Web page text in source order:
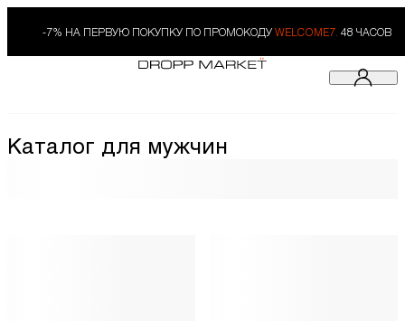
-7% НА ПЕРВУЮ ПОКУПКУ ПО ПРОМОКОДУ WELCOME7. 48 ЧАСОВ
Каталог для мужчин